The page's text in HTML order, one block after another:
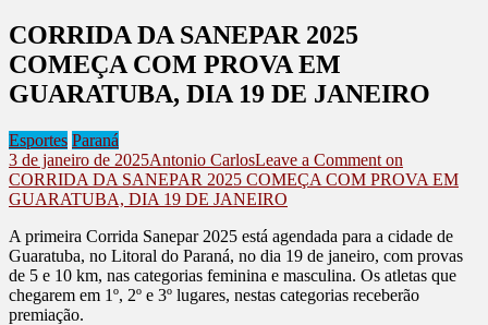
CORRIDA DA SANEPAR 2025
COMEÇA COM PROVA EM
GUARATUBA, DIA 19 DE JANEIRO
Esportes Paraná
3 de janeiro de 2025Antonio CarlosLeave a Comment on
CORRIDA DA SANEPAR 2025 COMEÇA COM PROVA EM
GUARATUBA, DIA 19 DE JANEIRO
A primeira Corrida Sanepar 2025 está agendada para a cidade de
Guaratuba, no Litoral do Paraná, no dia 19 de janeiro, com provas
de 5 e 10 km, nas categorias feminina e masculina. Os atletas que
chegarem em 1º, 2º e 3º lugares, nestas categorias receberão
premiação.